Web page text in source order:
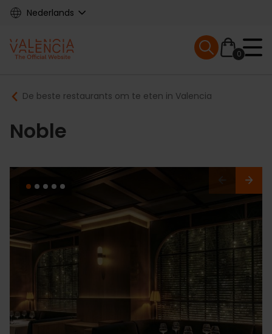
Skip
content
Nederlands
Main
navigation
0
Mobile menu
Breadcrumb
De beste restaurants om te eten in Valencia
Noble